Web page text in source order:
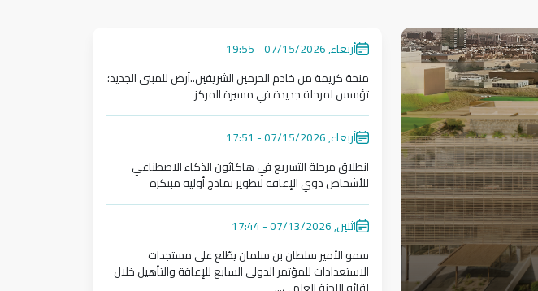
أربعاء, 07/15/2026 - 19:55
منحة كريمة من خادم الحرمين الشريفين..أرض للمبنى الجديد؛
تؤسس لمرحلة جديدة في مسيرة المركز
منحة كريمة من خادم الحرمين الشريفين..أرض للمبنى الجديد؛ تؤسس
أربعاء, 07/15/2026 - 17:51
انطلاق مرحلة التسريع في هاكاثون الذكاء الاصطناعي
للأشخاص ذوي الإعاقة لتطوير نماذج أولية مبتكرة
انطلاق مرحلة التسريع في هاكاثون الذكاء الاصطناعي للأشخاص ذوي
اثنين, 07/13/2026 - 17:44
سمو الأمير سلطان بن سلمان يطّلع على مستجدات
الاستعدادات للمؤتمر الدولي السابع للإعاقة والتأهيل خلال